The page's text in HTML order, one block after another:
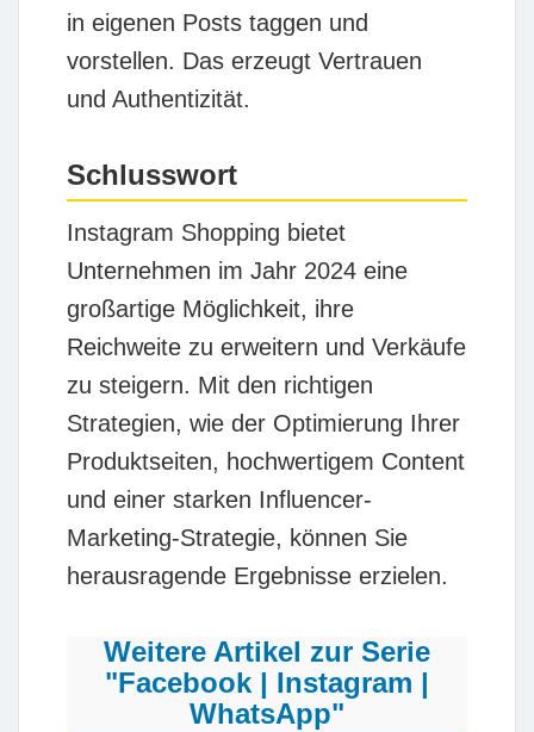
in eigenen Posts taggen und
vorstellen. Das erzeugt Vertrauen
und Authentizität.
Schlusswort
Instagram Shopping bietet
Unternehmen im Jahr 2024 eine
großartige Möglichkeit, ihre
Reichweite zu erweitern und Verkäufe
zu steigern. Mit den richtigen
Strategien, wie der Optimierung Ihrer
Produktseiten, hochwertigem Content
und einer starken Influencer-
Marketing-Strategie, können Sie
herausragende Ergebnisse erzielen.
Weitere Artikel zur Serie
"Facebook | Instagram |
WhatsApp"